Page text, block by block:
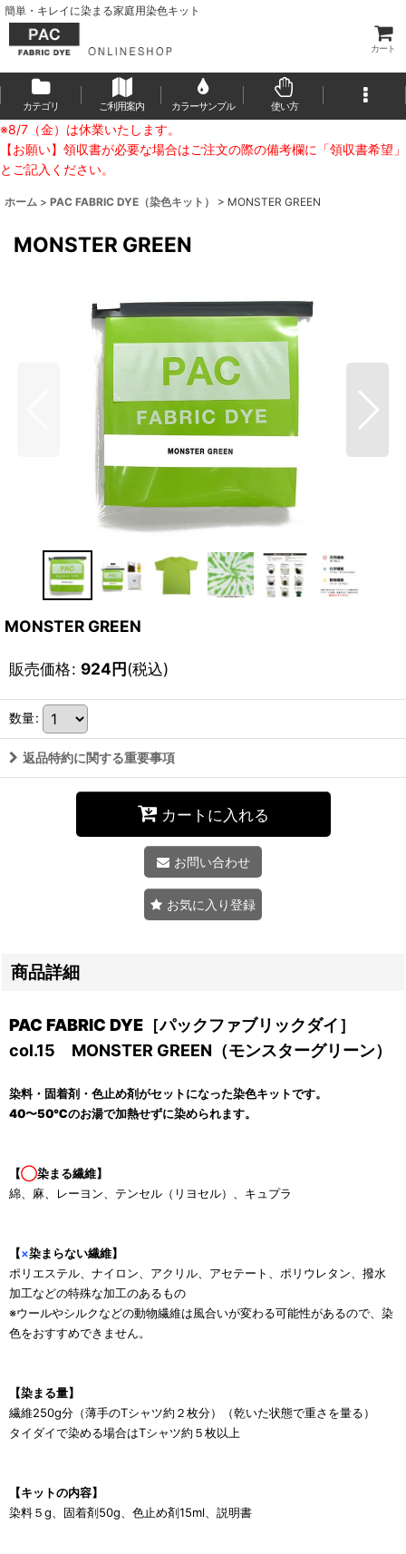
簡単・キレイに染まる家庭用染色キット
カート
カテゴリ ご利用案内 カラーサンプル 使い方
※8/7（金）は休業いたします。
【お願い】領収書が必要な場合はご注文の際の備考欄に「領収書希望」
とご記入ください。
ホーム > PAC FABRIC DYE（染色キット） > MONSTER GREEN
MONSTER GREEN
MONSTER GREEN
販売価格: 924円(税込)
数量:
返品特約に関する重要事項
カートに入れる
お問い合わせ
お気に入り登録
商品詳細
PAC FABRIC DYE［パックファブリックダイ］
col.15 MONSTER GREEN（モンスターグリーン）
染料・固着剤・色止め剤がセットになった染色キットです。
40〜50℃のお湯で加熱せずに染められます。
【◯染まる繊維】
綿、麻、レーヨン、テンセル（リヨセル）、キュプラ
【×染まらない繊維】
ポリエステル、ナイロン、アクリル、アセテート、ポリウレタン、撥水
加工などの特殊な加工のあるもの
※ウールやシルクなどの動物繊維は風合いが変わる可能性があるので、染
色をおすすめできません。
【染まる量】
繊維250g分（薄手のTシャツ約２枚分）（乾いた状態で重さを量る）
タイダイで染める場合はTシャツ約５枚以上
【キットの内容】
染料５g、固着剤50g、色止め剤15ml、説明書